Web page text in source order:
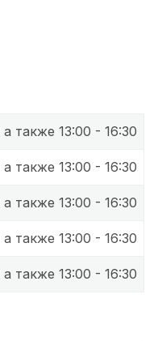
также 13:00 - 16:30
также 13:00 - 16:30
также 13:00 - 16:30
также 13:00 - 16:30
также 13:00 - 16:30